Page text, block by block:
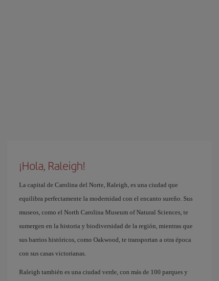
¡Hola, Raleigh!
La capital de Carolina del Norte, Raleigh, es una ciudad que
equilibra perfectamente la modernidad con el encanto sureño. Sus
museos, como el North Carolina Museum of Natural Sciences, te
sumergen en la historia y biodiversidad de la región, mientras que
sus barrios históricos, como Oakwood, te transportan a otra época
con sus casas victorianas.
Raleigh también es una ciudad verde, con más de 100 parques y